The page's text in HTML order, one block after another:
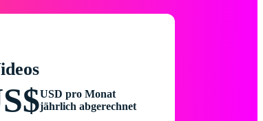
USD pro Monat
jährlich abgerechnet